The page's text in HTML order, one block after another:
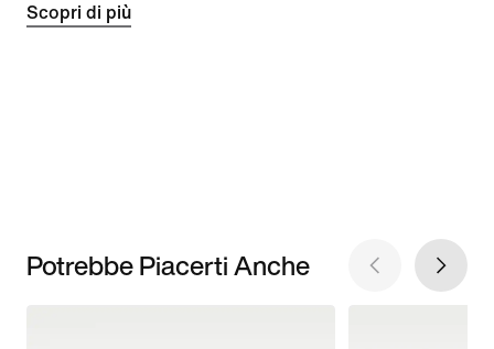
Scopri di più
Potrebbe Piacerti Anche